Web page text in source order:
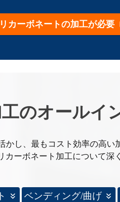
カーボネートの加工が必要
のオールイ
し、最もコスト効率の高い
ーボネート加工について深
ベンディング/曲げ